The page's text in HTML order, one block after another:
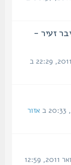
-
אזור
» 01 פברואר 2011, 12:59